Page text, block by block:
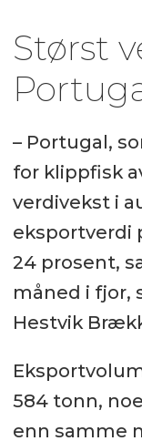
Størst
– Portugal,
for klippfisk
verdivekst i
eksportverdi
24 prosent,
måned i fjor,
Hestvik
584 tonn,
enn samme